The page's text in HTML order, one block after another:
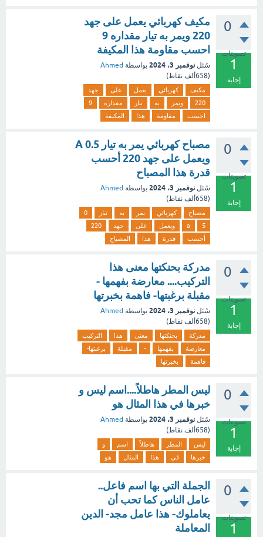
0
تصويتات
1
إجابة
مكيف كهربائي يعمل على جهد
220 ويمر به تيار مقداره 9
احسب مقاومة هذا المكيفة
سُئل نوفمبر 3، 2024 بواسطة Ahmed
(658ألف نقاط)
مكيف كهربائي يعمل على
جهد
220
ويمر به تيار مقداره
9
احسب
مقاومة هذا المكيفة
0
تصويتات
1
إجابة
مصباح كهربائي يمر به تيار 0.5 A
ويعمل على جهد 220 أحسب
قدرة هذا المصباح
سُئل نوفمبر 3، 2024 بواسطة Ahmed
(658ألف نقاط)
مصباح كهربائي يمر به تيار
0
5
a ويعمل على جهد
220
أحسب
قدرة هذا المصباح
0
تصويتات
1
إجابة
مدركة بحنكتها معنى هذا
التركيب.... معارضة بفهمها -
مقبلة برغبتها- فاهمة بخبرتها
سُئل نوفمبر 3، 2024 بواسطة Ahmed
(658ألف نقاط)
مدركة بحنكتها معنى هذا
التركيب
معارضة
بفهمها - مقبلة
برغبتها-
فاهمة
بخبرتها
0
تصويتات
1
إجابة
ليس المطر هاطلاً....اسم ليس و
خبرها في هذا المثال هو
سُئل نوفمبر 3، 2024 بواسطة Ahmed
(658ألف نقاط)
ليس المطر هاطلاً اسم
و
خبرها
في هذا المثال هو
0
تصويتات
1
الجملة التي بها اسم فاعل..
عامل الناس كما تحب أن
يعاملوك- هذا عامل مجد- الدين
المعاملة